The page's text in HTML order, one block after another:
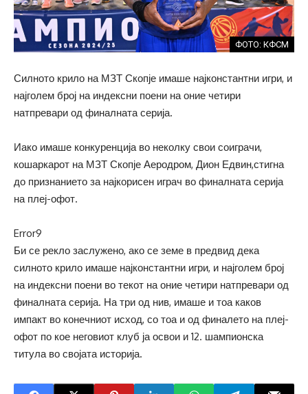
ФОТО: КФСМ
Силното крило на МЗТ Скопје имаше најконстантни игри, и
најголем број на индексни поени на оние четири
натпревари од финалната серија.
Иако имаше конкуренција во неколку свои соиграчи,
кошаркарот на МЗТ Скопје Аеродром, Дион Едвин,стигна
до признанието за најкорисен играч во финалната серија
на плеј-офот.
Error9
Би се рекло заслужено, ако се земе в предвид дека
силното крило имаше најконстантни игри, и најголем број
на индексни поени во текот на оние четири натпревари од
финалната серија. На три од нив, имаше и тоа каков
импакт во конечниот исход, со тоа и од финалето на плеј-
офот по кое неговиот клуб ја освои и 12. шампионска
титула во својата историја.